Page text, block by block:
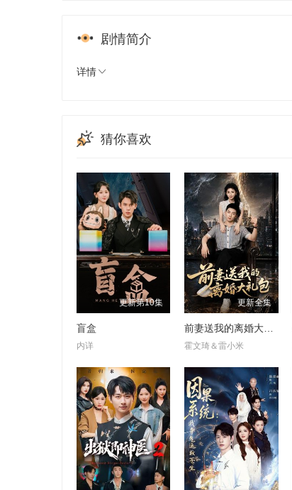
剧情简介
详情
猜你喜欢
更新第10集
盲盒
内详
更新全集
前妻送我的离婚大礼包
霍文琦＆雷小米